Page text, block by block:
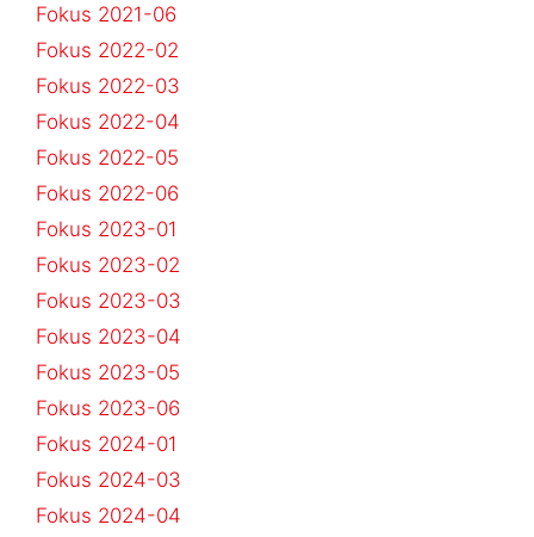
Fokus 2021-06
Fokus 2022-02
Fokus 2022-03
Fokus 2022-04
Fokus 2022-05
Fokus 2022-06
Fokus 2023-01
Fokus 2023-02
Fokus 2023-03
Fokus 2023-04
Fokus 2023-05
Fokus 2023-06
Fokus 2024-01
Fokus 2024-03
Fokus 2024-04